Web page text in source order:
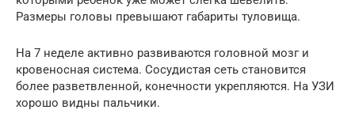
Размеры головы превышают габариты туловища.
На 7 неделе активно развиваются головной мозг и
кровеносная система. Сосудистая сеть становится
более разветвленной, конечности укрепляются. На УЗИ
хорошо видны пальчики.